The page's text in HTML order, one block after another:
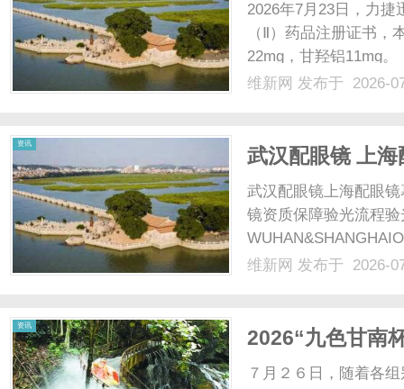
2026年7月23日，力
（Ⅱ）药品注册证书
22mg，甘羟铝11mg
2026S02608）。铝镁
维新网 发布于 2026-
资讯
武汉配眼镜 上海
武汉配眼镜上海配眼
镜资质保障验光流程
配镜的写字楼眼镜店
维新网 发布于 2026-
资讯
2026“九色甘南
７月２６日，随着各